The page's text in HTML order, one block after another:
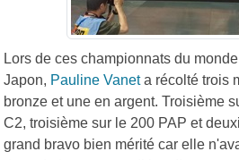
Lors de ces championnats du
Japon, Pauline Vaneta récolté trois
bronze et une en argent. Troisième
C2, troisième sur le 200 PAP et
grand bravo bien mérité car elle